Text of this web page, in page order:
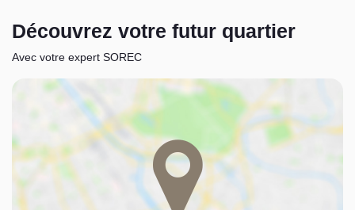
Découvrez votre futur quartier
Avec votre expert SOREC